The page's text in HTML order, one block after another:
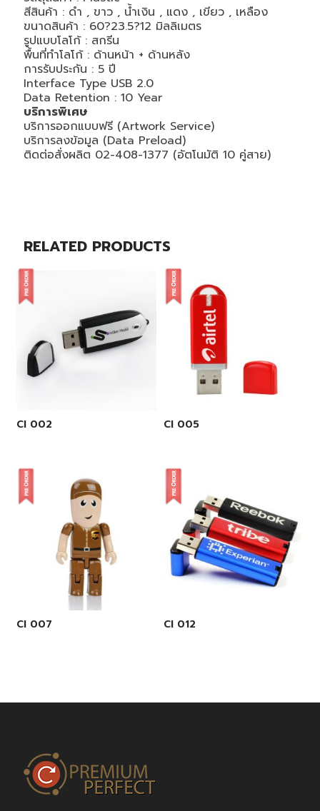
สีสินค้า : ดำ , ขาว , น้ำเงิน , แดง , เขียว , เหลือง
ขนาดสินค้า : 60?23.5?12 มิลลิเมตร
รูปแบบโลโก้ : สกรีน
พื้นที่ทำโลโก้ : ด้านหน้า + ด้านหลัง
การรับประกัน : 5 ปี
Interface Type USB 2.0
Data Retention : 10 Year
บริการพิเศษ
บริการออกแบบฟรี (Artwork Service)
บริการลงข้อมูล (Data Preload)
ติดต่อสั่งผลิต 02-408-1377 (อัตโนมัติ 10 คู่สาย)
RELATED PRODUCTS
CI 002 CI 005
CI 007 CI 012